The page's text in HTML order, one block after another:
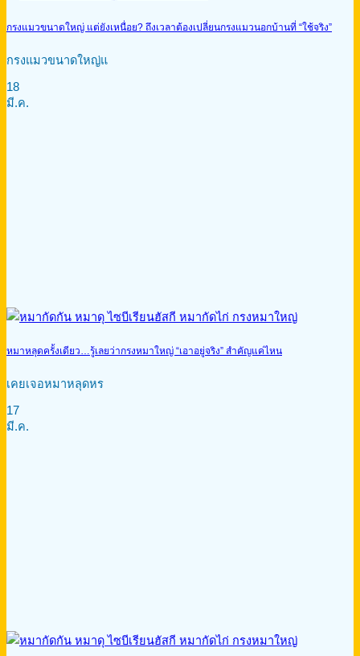
กรงแมวขนาดใหญ่ แต่ยังเหนื่อย? ถึงเวลาต้องเปลี่ยนกรงแมวนอกบ้านที่ “ใช้จริง”
กรงแมวขนาดใหญ่แ
18
มี.ค.
หมาหลุดครั้งเดียว…รู้เลยว่ากรงหมาใหญ่ “เอาอยู่จริง” สำคัญแค่ไหน
เคยเจอหมาหลุดหร
17
มี.ค.